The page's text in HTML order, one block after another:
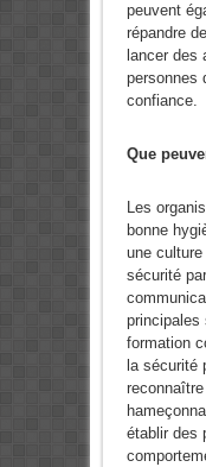
peuvent
répandre
lancer des
personnes
confiance.
Que
Les
bonne
une
sécurité
principales
formation
la sécurité
établir des